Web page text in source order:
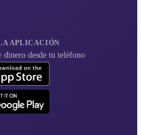
APLICACIÓN
dinero desde tu teléfono